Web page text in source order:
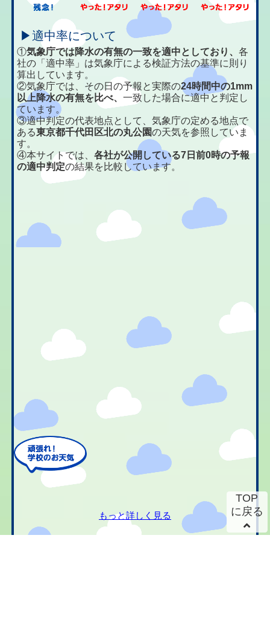
▶適中率について
①気象庁では降水の有無の一致を適中としており、各
社の「適中率」は気象庁による検証方法の基準に則り
算出しています。
②気象庁では、その日の予報と実際の24時間中の1mm
以上降水の有無を比べ、一致した場合に適中と判定し
ています。
③適中判定の代表地点として、気象庁の定める地点で
ある東京都千代田区北の丸公園の天気を参照していま
す。
④本サイトでは、各社が公開している7日前0時の予報
の適中判定の結果を比較しています。
もっと詳しく見る
TOP
に戻る